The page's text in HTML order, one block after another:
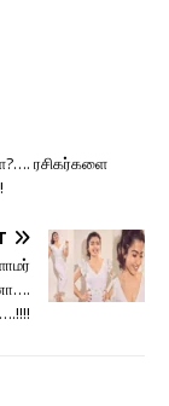
ரசிகர்களை